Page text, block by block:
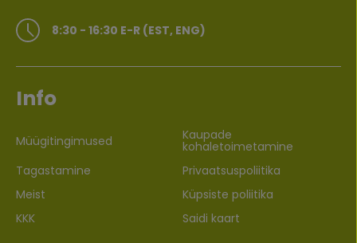
8:30 - 16:30 E-R (EST, ENG)
Info
Müügitingimused Kaupade
kohaletoimetamine
Tagastamine
Privaatsuspoliitika
Meist
Küpsiste poliitika
KKK
Saidi kaart